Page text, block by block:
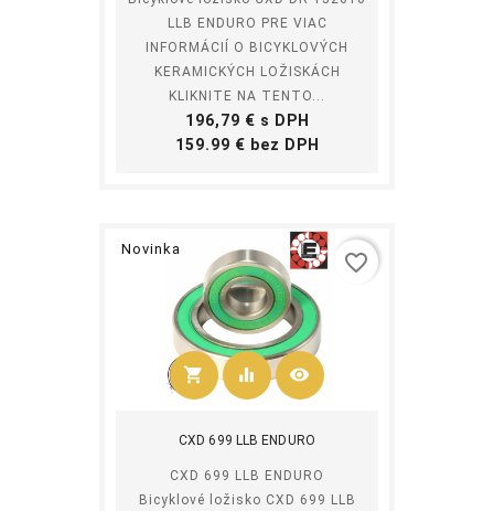
LLB ENDURO PRE VIAC
INFORMÁCIÍ O BICYKLOVÝCH
KERAMICKÝCH LOŽISKÁCH
KLIKNITE NA TENTO...
Cena
196,79 € s DPH
159.99 € bez DPH
Novinka
shopping_cart
Kúpiť
equalizer visibility
CXD 699 LLB ENDURO
CXD 699 LLB ENDURO
Bicyklové ložisko CXD 699 LLB
favorite_border